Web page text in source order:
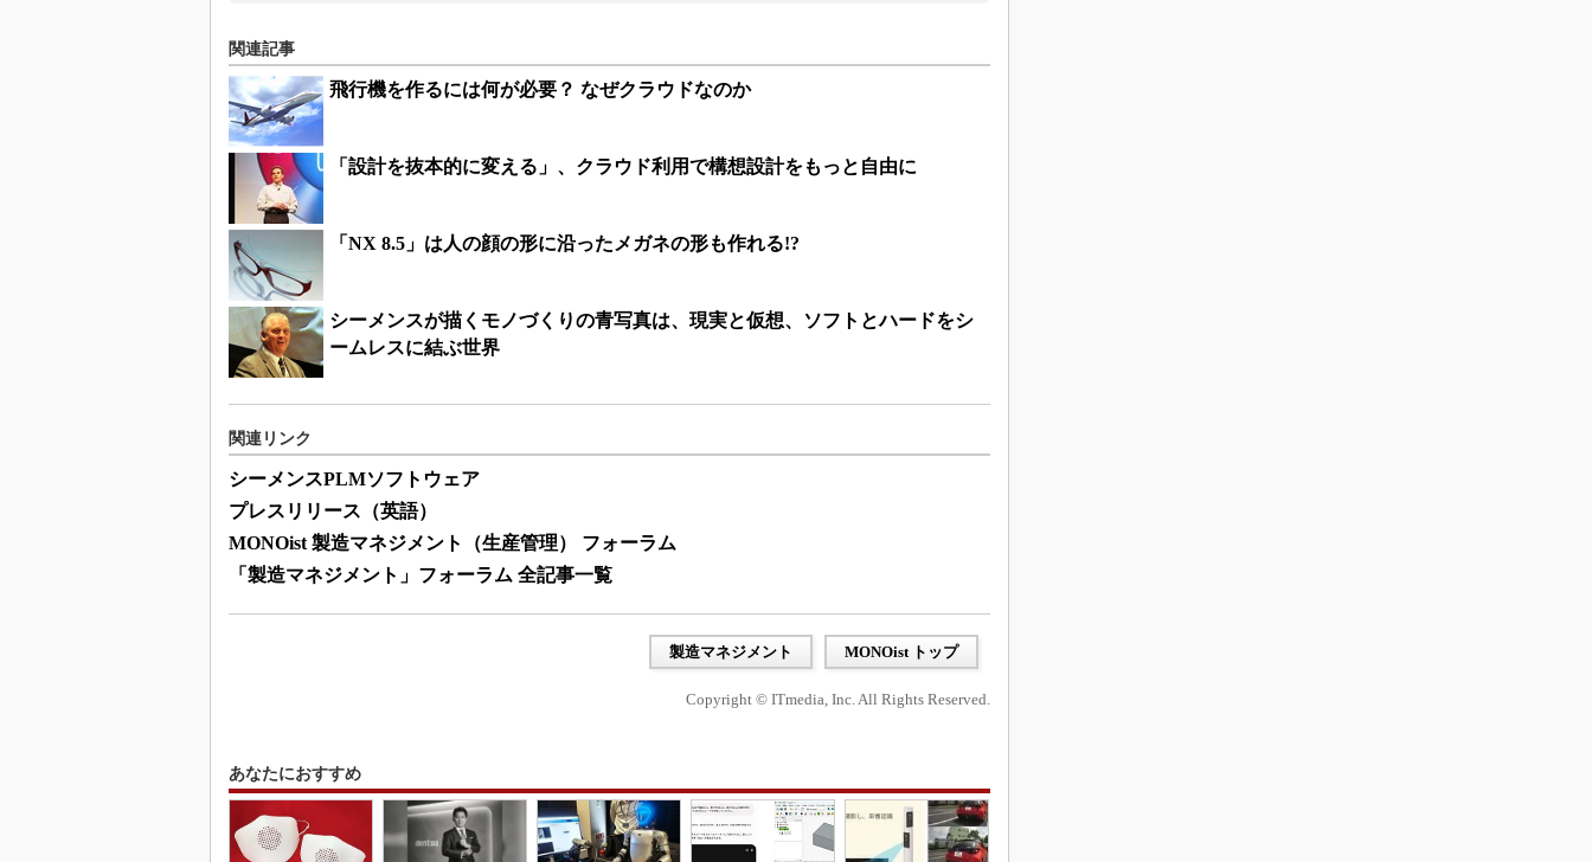
関連記事
飛行機を作るには何が必要？ なぜクラウドなのか
「設計を抜本的に変える」、クラウド利用で構想設計をもっと自由に
「NX 8.5」は人の顔の形に沿ったメガネの形も作れる!?
シーメンスが描くモノづくりの青写真は、現実と仮想、ソフトとハードをシ
ームレスに結ぶ世界
関連リンク
シーメンスPLMソフトウェア
プレスリリース（英語）
MONOist 製造マネジメント（生産管理） フォーラム
「製造マネジメント」フォーラム 全記事一覧
製造マネジメント MONOist トップ
Copyright © ITmedia, Inc. All Rights Reserved.
あなたにおすすめ